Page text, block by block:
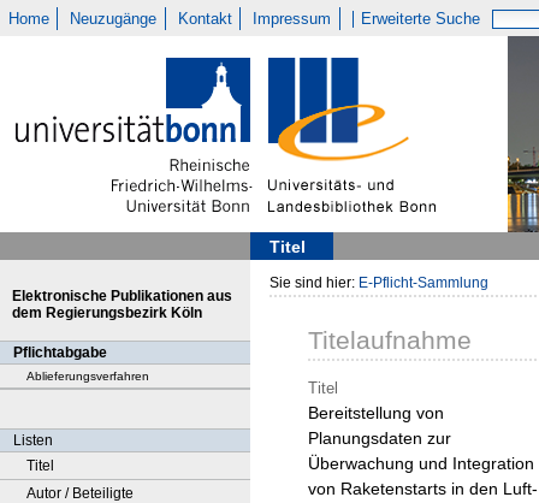
Home Neuzugänge Kontakt Impressum Erweiterte Suche
Titel
Elektronische Publikationen aus
dem Regierungsbezirk Köln
Pflichtabgabe
Ablieferungsverfahren
Listen
Titel
Autor / Beteiligte
Sie sind hier: E-Pflicht-Sammlung
Titelaufnahme
Titel
Bereitstellung von
Planungsdaten zur
Überwachung und Integration
von Raketenstarts in den Luft-